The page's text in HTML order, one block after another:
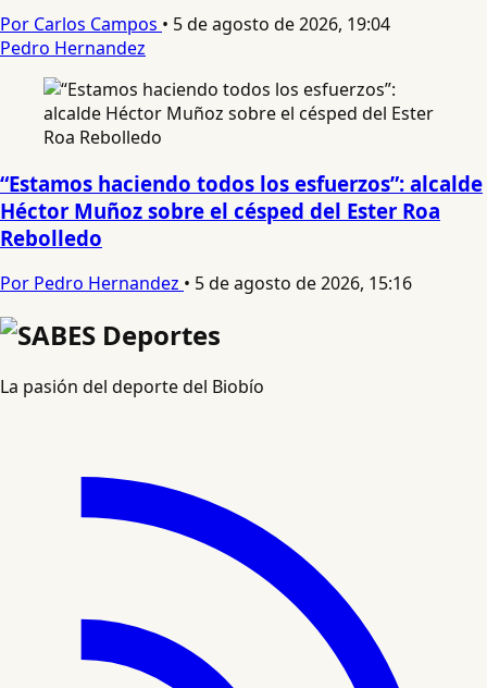
Por Carlos Campos • 5 de agosto de 2026, 19:04
Pedro Hernandez
“Estamos haciendo todos los esfuerzos”: alcalde
Héctor Muñoz sobre el césped del Ester Roa
Rebolledo
Por Pedro Hernandez • 5 de agosto de 2026, 15:16
La pasión del deporte del Biobío